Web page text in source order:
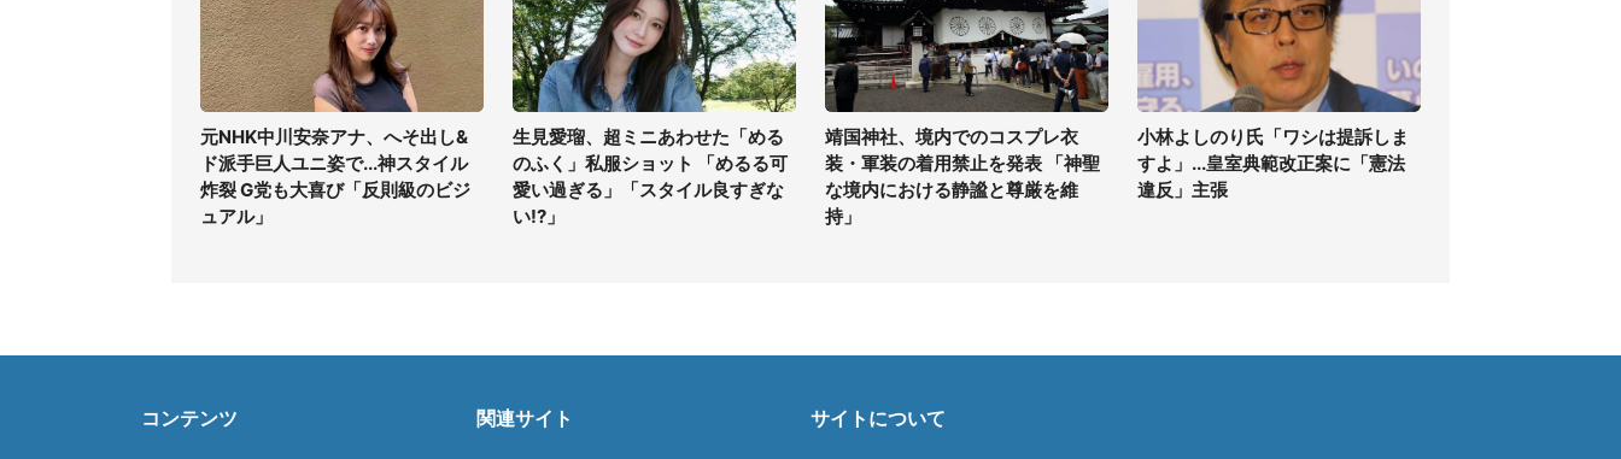
元NHK中川安奈アナ、へそ出し&
ド派手巨人ユニ姿で...神スタイル
炸裂 G党も大喜び「反則級のビジ
ュアル」
生見愛瑠、超ミニあわせた「める
のふく」私服ショット 「めるる可
愛い過ぎる」「スタイル良すぎな
い!?」
靖国神社、境内でのコスプレ衣
装・軍装の着用禁止を発表 「神聖
な境内における静謐と尊厳を維
持」
小林よしのり氏「ワシは提訴しま
すよ」...皇室典範改正案に「憲法
違反」主張
コンテンツ 関連サイト サイトについて